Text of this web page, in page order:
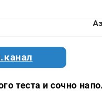
теста и сочно